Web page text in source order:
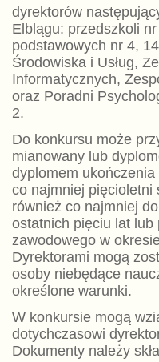
dyrektorów
Elblągu: przedszkoli
podstawowych nr 4,
Środowiska i Usług,
Informatycznych,
oraz Poradni
2.
Do konkursu może
mianowany lub
dyplomem ukończenia
co najmniej pięcioletni
również co najmniej
ostatnich pięciu lat lub
zawodowego w
Dyrektorami mogą
osoby niebędące
określone warunki.
W konkursie mogą
dotychczasowi
Dokumenty należy